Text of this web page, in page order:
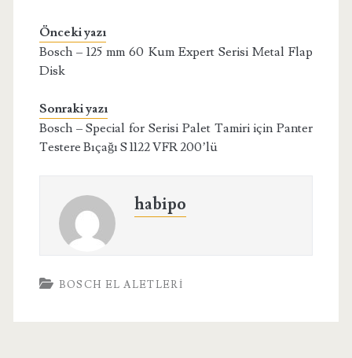
Önceki yazı
Bosch – 125 mm 60 Kum Expert Serisi Metal Flap
Disk
Sonraki yazı
Bosch – Special for Serisi Palet Tamiri için Panter
Testere Bıçağı S 1122 VFR 200’lü
habipo
BOSCH EL ALETLERI